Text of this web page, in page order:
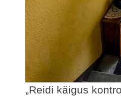
„Reidi käigus